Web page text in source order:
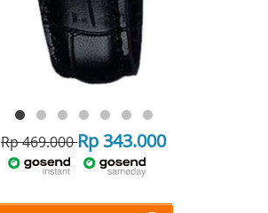
Rp 469.000Rp 343.000